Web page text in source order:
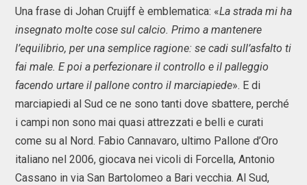
Una frase di Johan Cruijff è emblematica: «La strada mi ha
insegnato molte cose sul calcio. Primo a mantenere
l’equilibrio, per una semplice ragione: se cadi sull’asfalto ti
fai male. E poi a perfezionare il controllo e il palleggio
facendo urtare il pallone contro il marciapiede». E di
marciapiedi al Sud ce ne sono tanti dove sbattere, perché
i campi non sono mai quasi attrezzati e belli e curati
come su al Nord. Fabio Cannavaro, ultimo Pallone d’Oro
italiano nel 2006, giocava nei vicoli di Forcella, Antonio
Cassano in via San Bartolomeo a Bari vecchia. Al Sud,